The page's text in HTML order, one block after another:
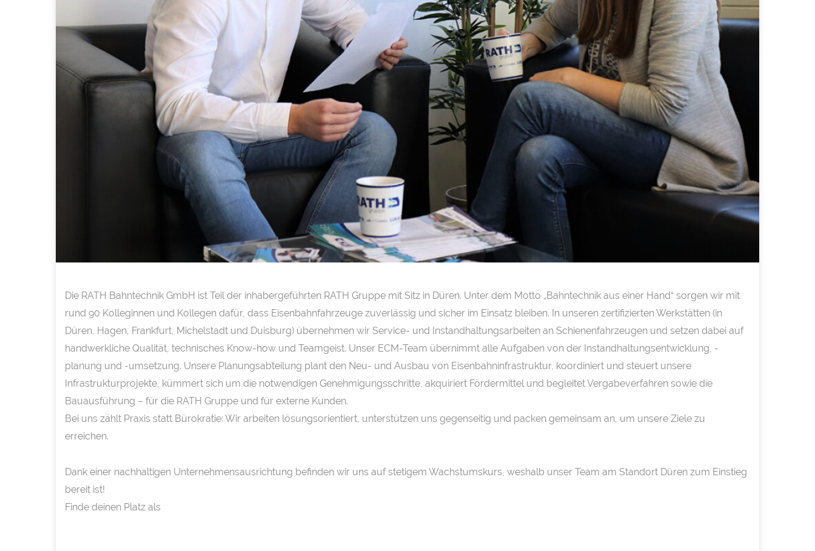
Die RATH Bahntechnik GmbH ist Teil der inhabergeführten RATH Gruppe mit Sitz in Düren. Unter dem Motto „Bahntechnik aus einer Hand“ sorgen wir mit
rund 90 Kolleginnen und Kollegen dafür, dass Eisenbahnfahrzeuge zuverlässig und sicher im Einsatz bleiben. In unseren zertifizierten Werkstätten (in
Düren, Hagen, Frankfurt, Michelstadt und Duisburg) übernehmen wir Service- und Instandhaltungsarbeiten an Schienenfahrzeugen und setzen dabei auf
handwerkliche Qualität, technisches Know-how und Teamgeist. Unser ECM-Team übernimmt alle Aufgaben von der Instandhaltungsentwicklung, -
planung und -umsetzung. Unsere Planungsabteilung plant den Neu- und Ausbau von Eisenbahninfrastruktur, koordiniert und steuert unsere
Infrastrukturprojekte, kümmert sich um die notwendigen Genehmigungsschritte, akquiriert Fördermittel und begleitet Vergabeverfahren sowie die
Bauausführung – für die RATH Gruppe und für externe Kunden.
Bei uns zählt Praxis statt Bürokratie: Wir arbeiten lösungsorientiert, unterstützen uns gegenseitig und packen gemeinsam an, um unsere Ziele zu
erreichen.
Dank einer nachhaltigen Unternehmensausrichtung befinden wir uns auf stetigem Wachstumskurs, weshalb unser Team am Standort Düren zum Einstieg
bereit ist!
Finde deinen Platz als